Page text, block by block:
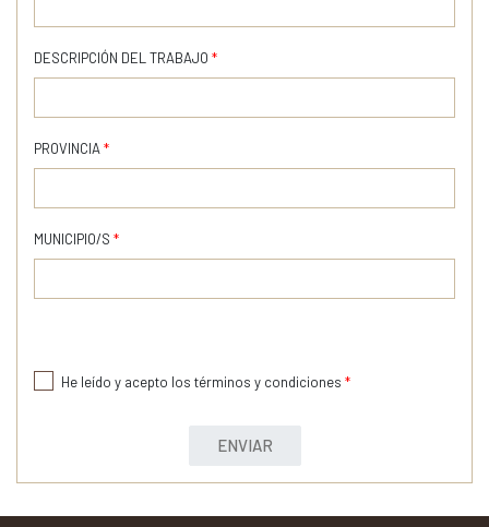
DESCRIPCIÓN DEL TRABAJO *
PROVINCIA *
MUNICIPIO/S *
He leído y acepto los términos y condiciones *
ENVIAR